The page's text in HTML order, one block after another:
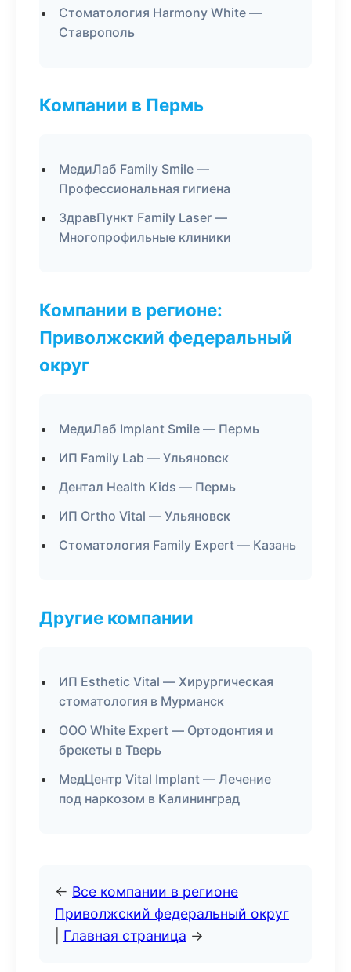
Стоматология Harmony White —
Ставрополь
Компании в Пермь
МедиЛаб Family Smile —
Профессиональная гигиена
ЗдравПункт Family Laser —
Многопрофильные клиники
Компании в регионе:
Приволжский федеральный
округ
МедиЛаб Implant Smile — Пермь
ИП Family Lab — Ульяновск
Дентал Health Kids — Пермь
ИП Ortho Vital — Ульяновск
Стоматология Family Expert — Казань
Другие компании
ИП Esthetic Vital — Хирургическая
стоматология в Мурманск
ООО White Expert — Ортодонтия и
брекеты в Тверь
МедЦентр Vital Implant — Лечение
под наркозом в Калининград
← Все компании в регионе
Приволжский федеральный округ
Главная страница →